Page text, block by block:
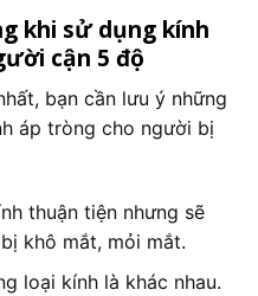
khi sử dụng kính
cận 5 độ
bạn cần lưu ý những
áp tròng cho người bị
thuận tiện nhưng sẽ
khô mắt, mỏi mắt.
loại kính là khác nhau.